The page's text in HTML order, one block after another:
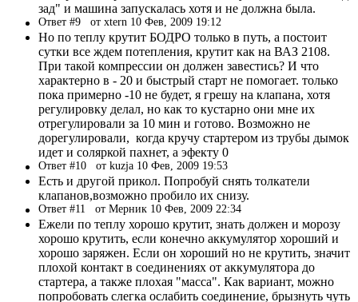
зад" и машина запускалась хотя и не должна была.
Ответ #9 от xtern 10 Фев, 2009 19:12
Но по теплу крутит БОДРО только в путь, а постоит
сутки все ждем потепления, крутит как на ВАЗ 2108.
При такой компрессии он должен завестись? И что
характерно в - 20 и быстрый старт не помогает. только
пока примерно -10 не будет, я грешу на клапана, хотя
регулировку делал, но как то кустарно они мне их
отрегулировали за 10 мин и готово. Возможно не
дорегулировали, когда кручу стартером из трубы дымок
идет и соляркой пахнет, а эфекту 0
Ответ #10 от kuzja 10 Фев, 2009 19:53
Есть и другой прикол. Попробуй снять толкатели
клапанов,возможно пробило их снизу.
Ответ #11 от Мерник 10 Фев, 2009 22:34
Ежели по теплу хорошо крутит, знать должен и морозу
хорошо крутить, если конечно аккумулятор хороший и
хорошо заряжен. Если он хороший но не крутить, значит
плохой контакт в соединениях от аккумулятора до
стартера, а также плохая "масса". Как вариант, можно
попробовать слегка ослабить соединение, брызнуть чуть